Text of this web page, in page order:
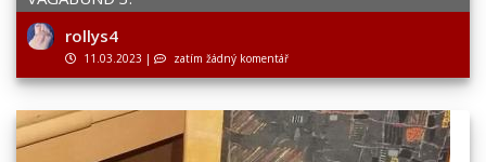
rollys4
11.03.2023 | zatím žádný komentář